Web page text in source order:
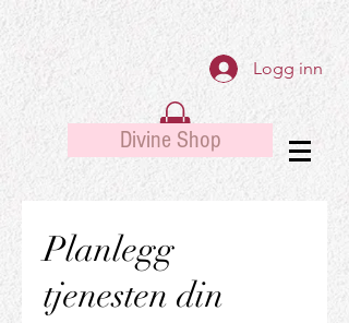
Logg inn
Divine Shop
Planlegg
tjenesten din